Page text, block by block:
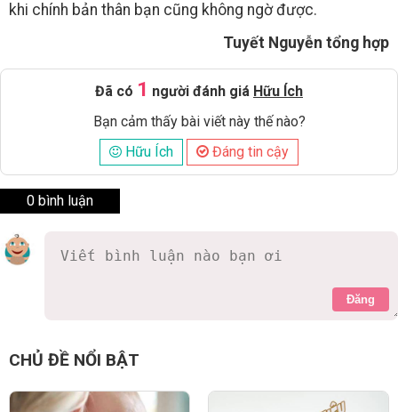
khi chính bản thân bạn cũng không ngờ được.
Tuyết Nguyễn tổng hợp
Đã có 1 người đánh giá Hữu Ích
Bạn cảm thấy bài viết này thế nào?
Hữu Ích
Đáng tin cậy
0 bình luận
Đăng
CHỦ ĐỀ NỔI BẬT